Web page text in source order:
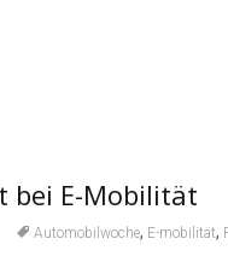
bei E-Mobilität
Automobilwoche, E-mobilität,